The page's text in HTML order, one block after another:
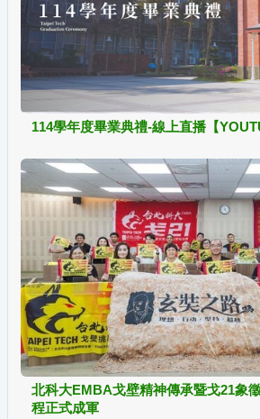
114學年度畢業典禮-線上直播【
北科大EMBA戈壁精神傳承暨戈21象
程正式成軍